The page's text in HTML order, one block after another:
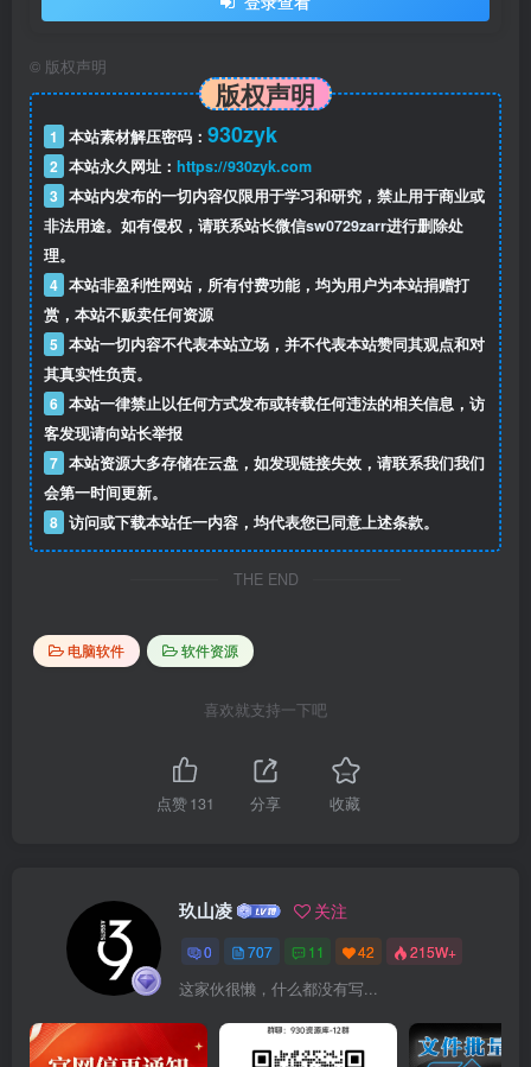
© 版权声明
版权声明
1 本站素材解压密码： 930zyk
2 本站永久网址： https://930zyk.com
3 本站内发布的一切内容仅限用于学习和研究，禁止用于商业或
非法用途。如有侵权，请联系站长微信sw0729zarr进行删除处
理。
4 本站非盈利性网站，所有付费功能，均为用户为本站捐赠打
赏，本站不贩卖任何资源
5 本站一切内容不代表本站立场，并不代表本站赞同其观点和对
其真实性负责。
6 本站一律禁止以任何方式发布或转载任何违法的相关信息，访
客发现请向站长举报
7 本站资源大多存储在云盘，如发现链接失效，请联系我们我们
会第一时间更新。
8 访问或下载本站任一内容，均代表您已同意上述条款。
THE END
电脑软件 软件资源
喜欢就支持一下吧
点赞131 分享 收藏
玖山凌 关注
0 707 11 42 215W+
这家伙很懒，什么都没有写...